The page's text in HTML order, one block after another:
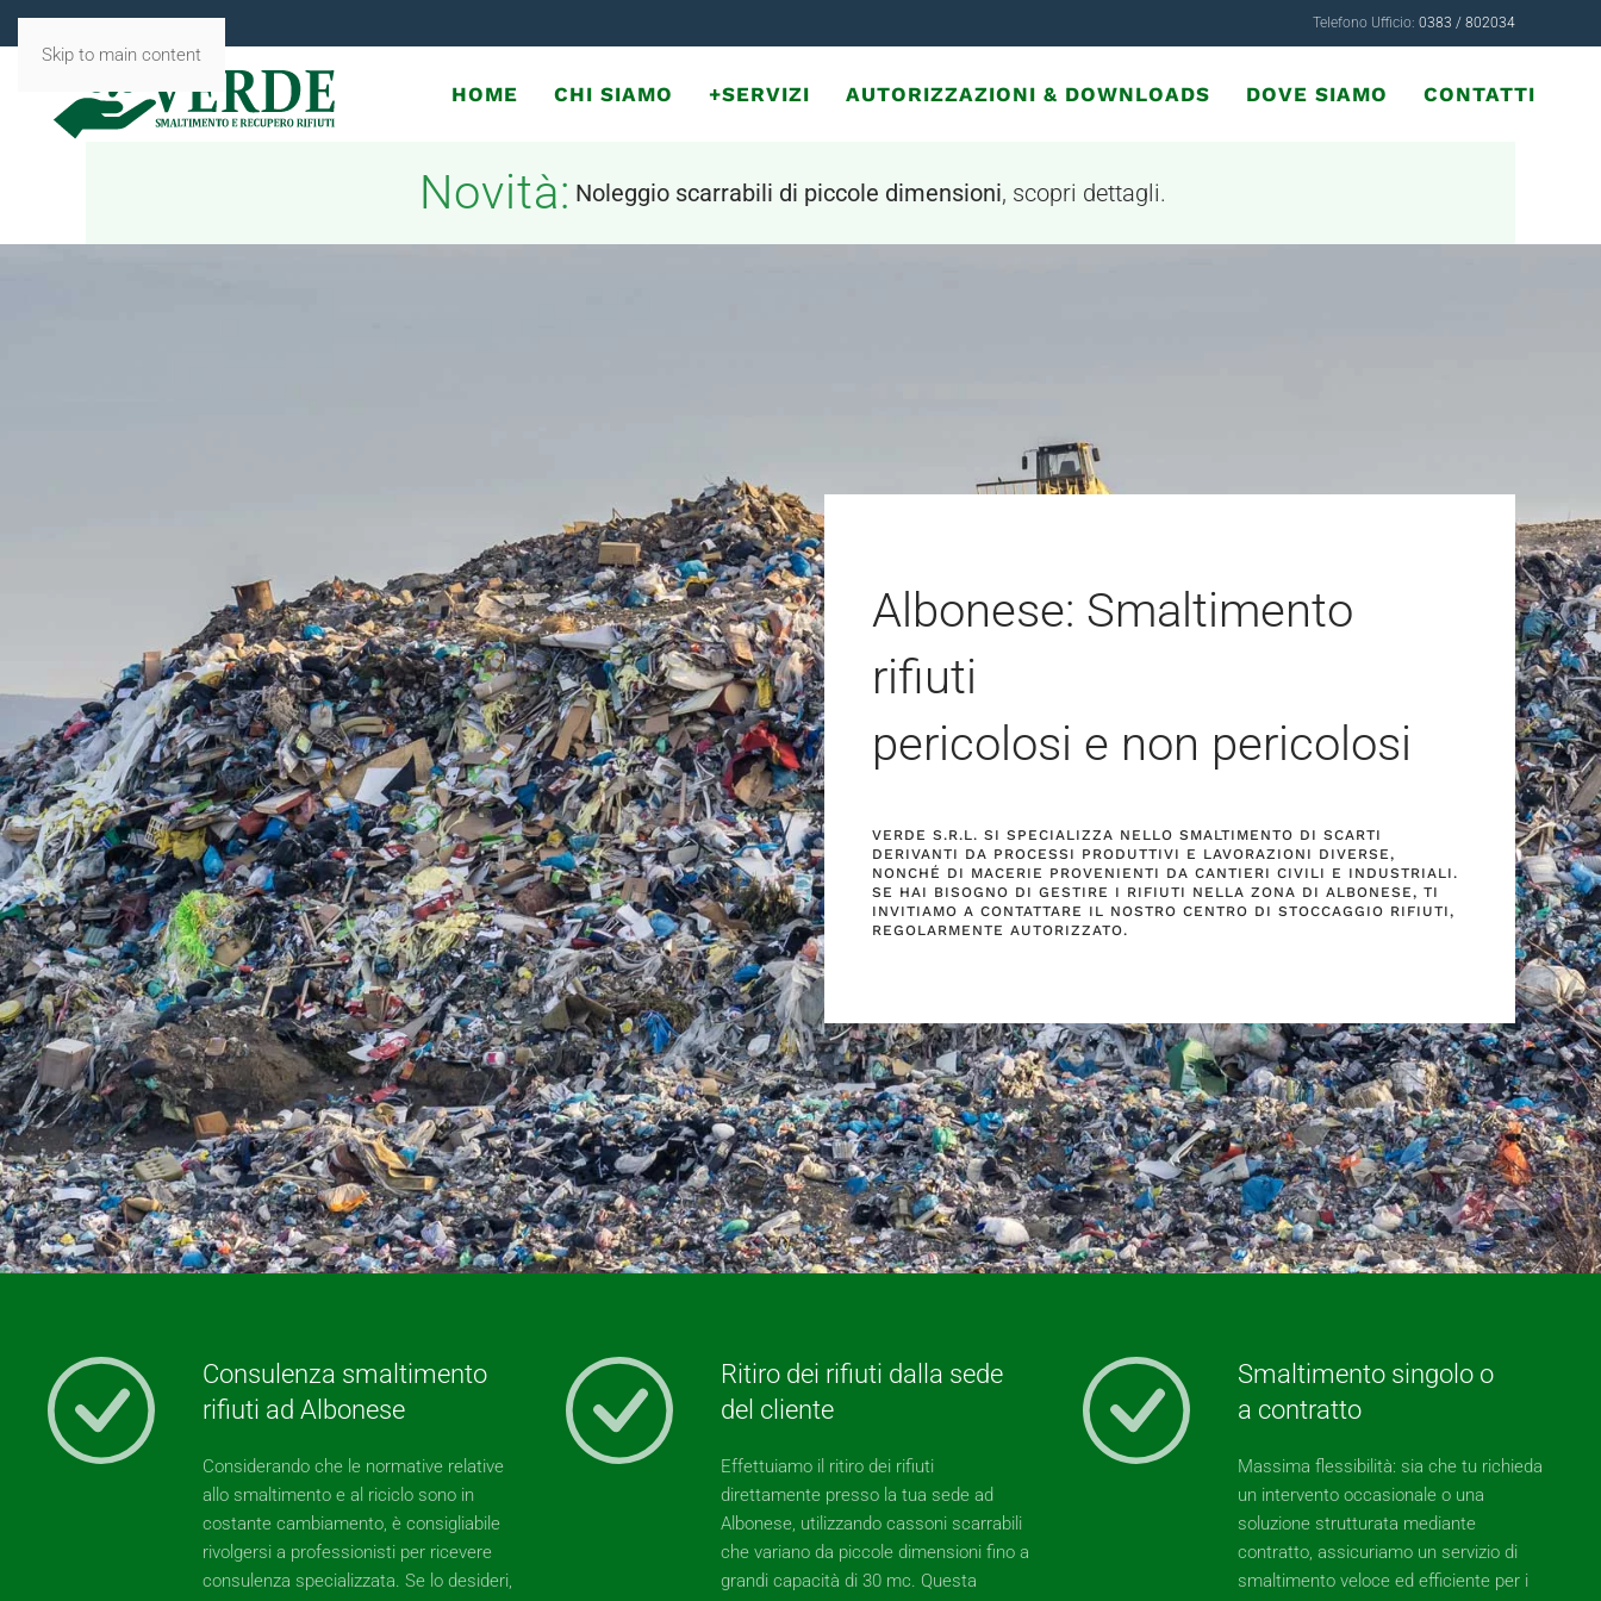
Skip to main content
Telefono Ufficio: 0383 / 802034
HOME CHI SIAMO +SERVIZI AUTORIZZAZIONI & DOWNLOADS DOVE SIAMO CONTATTI
Novità: Noleggio scarrabili di piccole dimensioni, scopri dettagli.
Albonese: Smaltimento
rifiuti
pericolosi e non pericolosi
VERDE S.R.L. SI SPECIALIZZA NELLO SMALTIMENTO DI SCARTI
DERIVANTI DA PROCESSI PRODUTTIVI E LAVORAZIONI DIVERSE,
NONCHÉ DI MACERIE PROVENIENTI DA CANTIERI CIVILI E INDUSTRIALI.
SE HAI BISOGNO DI GESTIRE I RIFIUTI NELLA ZONA DI ALBONESE, TI
INVITIAMO A CONTATTARE IL NOSTRO CENTRO DI STOCCAGGIO RIFIUTI,
REGOLARMENTE AUTORIZZATO.
Consulenza smaltimento
rifiuti ad Albonese
Considerando che le normative relative
allo smaltimento e al riciclo sono in
costante cambiamento, è consigliabile
rivolgersi a professionisti per ricevere
consulenza specializzata. Se lo desideri,
Ritiro dei rifiuti dalla sede
del cliente
Effettuiamo il ritiro dei rifiuti
direttamente presso la tua sede ad
Albonese, utilizzando cassoni scarrabili
che variano da piccole dimensioni fino a
grandi capacità di 30 mc. Questa
Smaltimento singolo o
a contratto
Massima flessibilità: sia che tu richieda
un intervento occasionale o una
soluzione strutturata mediante
contratto, assicuriamo un servizio di
smaltimento veloce ed efficiente per i